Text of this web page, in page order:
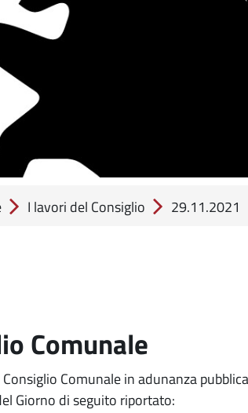
I lavori del Consiglio 29.11.2021
Comunale
Comunale in adunanza pubblica
Giorno di seguito riportato: